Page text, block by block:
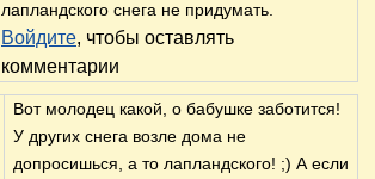
лапландского снега не придумать.
Войдите, чтобы оставлять
комментарии
Вот молодец какой, о бабушке заботится!
У других снега возле дома не
допросишься, а то лапландского! ;) А если